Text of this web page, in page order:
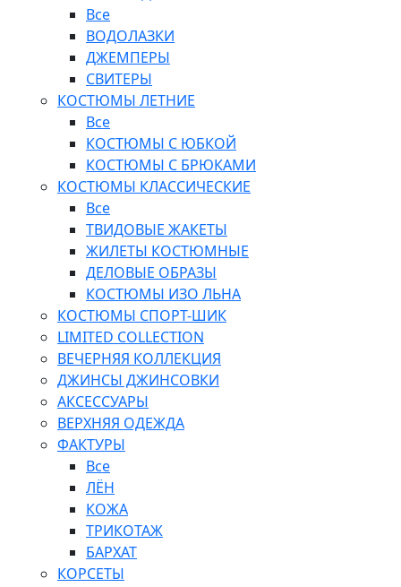
Все
ВОДОЛАЗКИ
ДЖЕМПЕРЫ
СВИТЕРЫ
КОСТЮМЫ ЛЕТНИЕ
Все
КОСТЮМЫ С ЮБКОЙ
КОСТЮМЫ С БРЮКАМИ
КОСТЮМЫ КЛАССИЧЕСКИЕ
Все
ТВИДОВЫЕ ЖАКЕТЫ
ЖИЛЕТЫ КОСТЮМНЫЕ
ДЕЛОВЫЕ ОБРАЗЫ
КОСТЮМЫ ИЗО ЛЬНА
КОСТЮМЫ СПОРТ-ШИК
LIMITED COLLECTION
ВЕЧЕРНЯЯ КОЛЛЕКЦИЯ
ДЖИНСЫ ДЖИНСОВКИ
АКСЕССУАРЫ
ВЕРХНЯЯ ОДЕЖДА
ФАКТУРЫ
Все
ЛЁН
КОЖА
ТРИКОТАЖ
БАРХАТ
КОРСЕТЫ